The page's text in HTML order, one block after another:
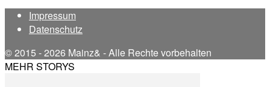
Impressum
Datenschutz
© 2015 - 2026 Mainz& - Alle Rechte vorbehalten
MEHR STORYS